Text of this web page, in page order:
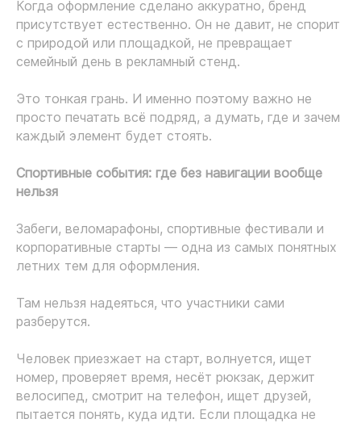
Когда оформление сделано аккуратно, бренд
присутствует естественно. Он не давит, не спорит
с природой или площадкой, не превращает
семейный день в рекламный стенд.
Это тонкая грань. И именно поэтому важно не
просто печатать всё подряд, а думать, где и зачем
каждый элемент будет стоять.
Спортивные события: где без навигации вообще
нельзя
Забеги, веломарафоны, спортивные фестивали и
корпоративные старты — одна из самых понятных
летних тем для оформления.
Там нельзя надеяться, что участники сами
разберутся.
Человек приезжает на старт, волнуется, ищет
номер, проверяет время, несёт рюкзак, держит
велосипед, смотрит на телефон, ищет друзей,
пытается понять, куда идти. Если площадка не